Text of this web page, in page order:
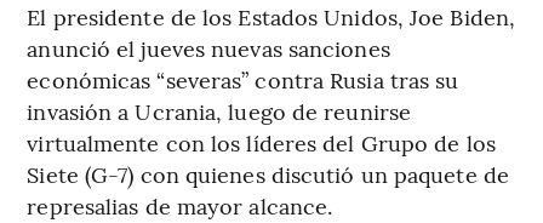
El presidente de los Estados Unidos, Joe Biden,
anunció el jueves nuevas sanciones
económicas “severas” contra Rusia tras su
invasión a Ucrania, luego de reunirse
virtualmente con los líderes del Grupo de los
Siete (G-7) con quienes discutió un paquete de
represalias de mayor alcance.